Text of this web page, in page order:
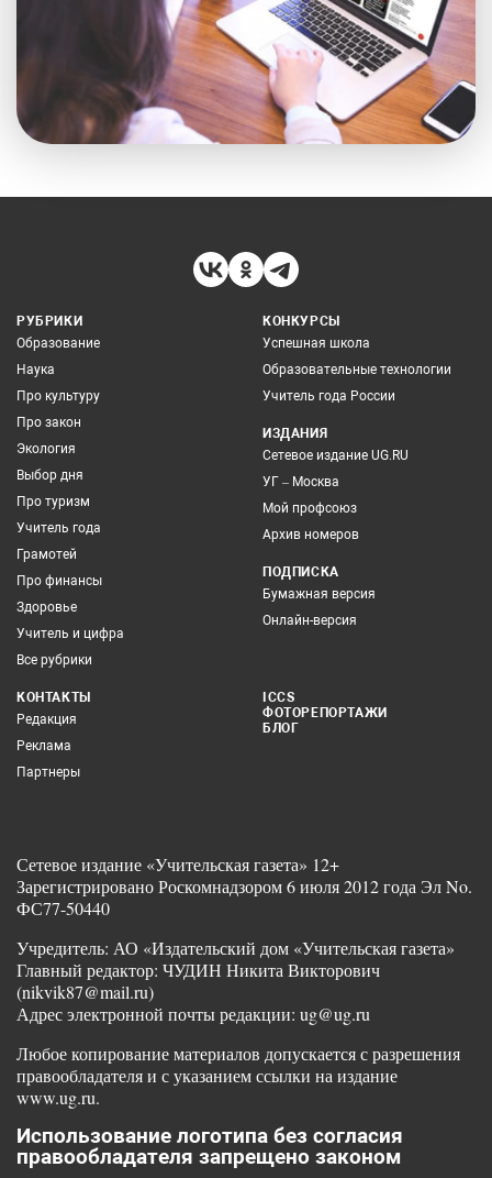
РУБРИКИ
Образование
Наука
Про культуру
Про закон
Экология
Выбор дня
Про туризм
Учитель года
Грамотей
Про финансы
Здоровье
Учитель и цифра
Все рубрики
КОНКУРСЫ
Успешная школа
Образовательные технологии
Учитель года России
ИЗДАНИЯ
Сетевое издание UG.RU
УГ – Москва
Мой профсоюз
Архив номеров
ПОДПИСКА
Бумажная версия
Онлайн-версия
КОНТАКТЫ
Редакция
Реклама
Партнеры
ICCS
ФОТОРЕПОРТАЖИ
БЛОГ
Сетевое издание «Учительская газета» 12+
Зарегистрировано Роскомнадзором 6 июля 2012 года Эл No.
ФС77-50440
Учредитель: АО «Издательский дом «Учительская газета»
Главный редактор: ЧУДИН Никита Викторович
(nikvik87@mail.ru)
Адрес электронной почты редакции: ug@ug.ru
Любое копирование материалов допускается с разрешения
правообладателя и с указанием ссылки на издание
www.ug.ru.
Использование логотипа без согласия
правообладателя запрещено законом